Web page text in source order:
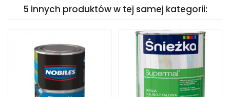
5 innych produktów w tej samej kategorii: